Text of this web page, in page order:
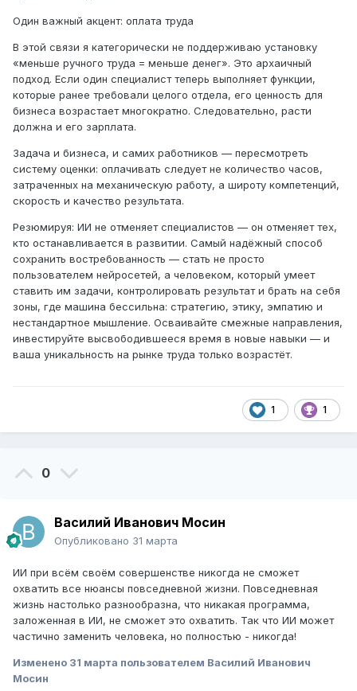
Один важный акцент: оплата труда
В этой связи я категорически не поддерживаю установку
«меньше ручного труда = меньше денег». Это архаичный
подход. Если один специалист теперь выполняет функции,
которые ранее требовали целого отдела, его ценность для
бизнеса возрастает многократно. Следовательно, расти
должна и его зарплата.
Задача и бизнеса, и самих работников — пересмотреть
систему оценки: оплачивать следует не количество часов,
затраченных на механическую работу, а широту компетенций,
скорость и качество результата.
Резюмируя: ИИ не отменяет специалистов — он отменяет тех,
кто останавливается в развитии. Самый надёжный способ
сохранить востребованность — стать не просто
пользователем нейросетей, а человеком, который умеет
ставить им задачи, контролировать результат и брать на себя
зоны, где машина бессильна: стратегию, этику, эмпатию и
нестандартное мышление. Осваивайте смежные направления,
инвестируйте высвободившееся время в новые навыки — и
ваша уникальность на рынке труда только возрастёт.
1 1
0
Василий Иванович Мосин
Опубликовано 31 марта
ИИ при всём своём совершенстве никогда не сможет
охватить все нюансы повседневной жизни. Повседневная
жизнь настолько разнообразна, что никакая программа,
заложенная в ИИ, не сможет это охватить. Так что ИИ может
частично заменить человека, но полностью - никогда!
Изменено 31 марта пользователем Василий Иванович
Мосин